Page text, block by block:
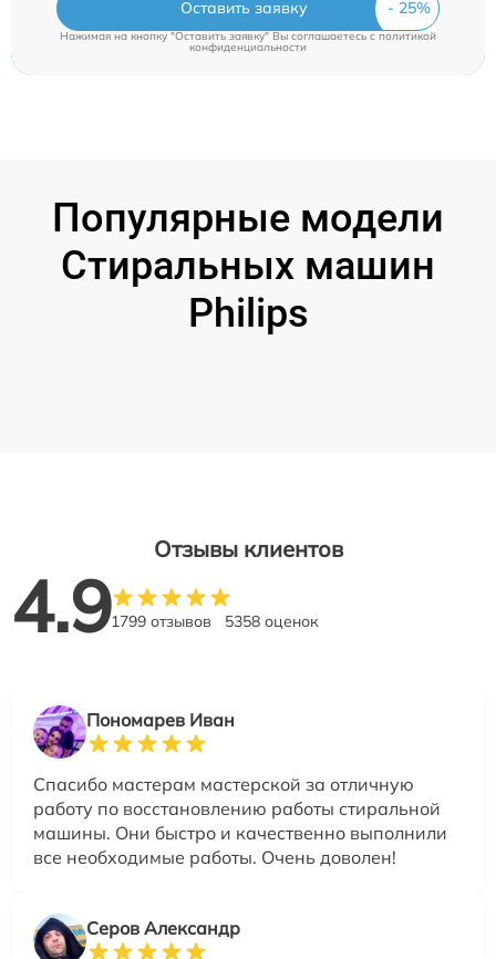
Оставить заявку
Нажимая на кнопку "Оставить заявку" Вы соглашаетесь c политикой
конфиденциальности
Популярные модели
Стиральных машин
Philips
Отзывы клиентов
4.91799 отзывов 5358 оценок
Пономарев Иван
Спасибо мастерам мастерской за отличную
работу по восстановлению работы стиральной
машины. Они быстро и качественно выполнили
все необходимые работы. Очень доволен!
Серов Александр